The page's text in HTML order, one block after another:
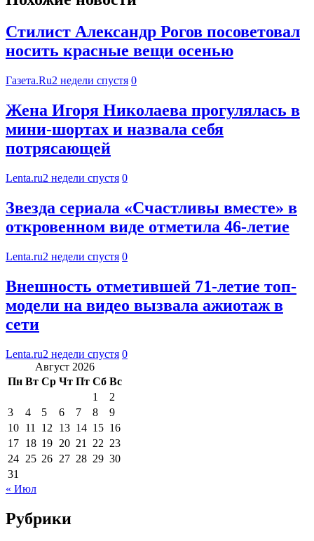
Стилист Александр Рогов посоветовал
носить красные вещи осенью
Газета.Ru2 недели спустя 0
Жена Игоря Николаева прогулялась в
мини-шортах и назвала себя
потрясающей
Lenta.ru2 недели спустя 0
Звезда сериала «Счастливы вместе» в
откровенном виде отметила 46-летие
Lenta.ru2 недели спустя 0
Внешность отметившей 71-летие топ-
модели на видео вызвала ажиотаж в
сети
Lenta.ru2 недели спустя 0
Август 2026
Пн Вт Ср Чт Пт Сб Вс
1
2
3
4 5 6 7 8
9
10 11 12 13 14 15 16
17 18 19 20 21 22 23
24 25 26 27 28 29 30
31
« Июл
Рубрики